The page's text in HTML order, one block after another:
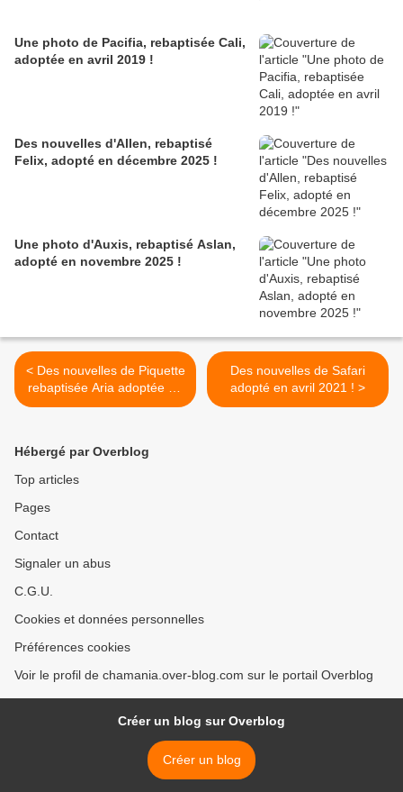
Une photo de Pacifia, rebaptisée Cali,
adoptée en avril 2019 !
Des nouvelles d'Allen, rebaptisé
Felix, adopté en décembre 2025 !
Une photo d'Auxis, rebaptisé Aslan,
adopté en novembre 2025 !
< Des nouvelles de Piquette
rebaptisée Aria adoptée en
juin 2020 !
Des nouvelles de Safari
adopté en avril 2021 ! >
Hébergé par Overblog
Top articles
Pages
Contact
Signaler un abus
C.G.U.
Cookies et données personnelles
Préférences cookies
Voir le profil de chamania.over-blog.com sur le portail Overblog
Créer un blog sur Overblog
Créer un blog